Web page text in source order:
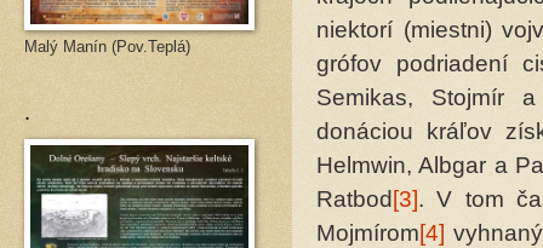
niektorí (miestni)
grófov podriadení
Semikas, Stojmír
donáciou kráľov
Helmwin, Albgar a
Ratbod [3]. V tom
Mojmírom[4]
Malý Manín (Pov.Teplá)
.